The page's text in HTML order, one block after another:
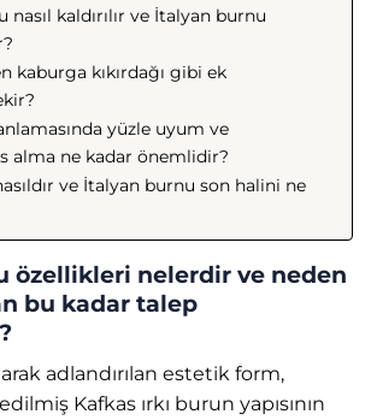
kaldırılır ve İtalyan burnu
kaburga kıkırdağı gibi ek
yüzle uyum ve
alma ne kadar önemlidir?
ve İtalyan burnu son halini ne
özellikleri nelerdir ve neden
bu kadar talep
adlandırılan estetik form,
Kafkas ırkı burun yapısının